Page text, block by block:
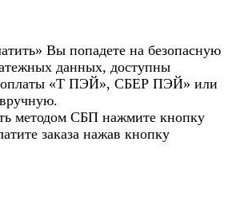
Вы попадете на безопасную
данных, доступны
оплаты «Т ПЭЙ», СБЕР ПЭЙ» или
методом СБП нажмите кнопку
заказа нажав кнопку